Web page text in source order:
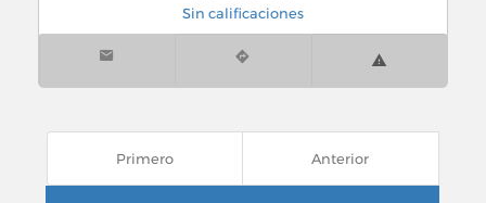
Sin calificaciones
Primero Anterior